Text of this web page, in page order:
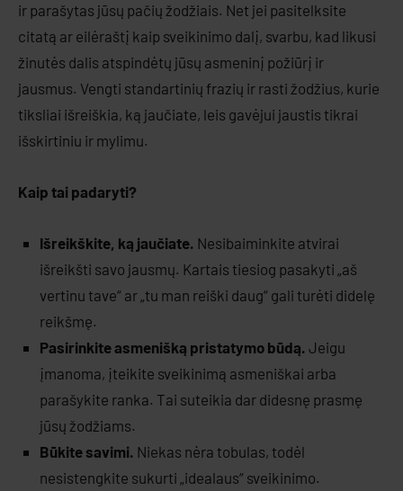
ir parašytas jūsų pačių žodžiais. Net jei pasitelksite
citatą ar eilėraštį kaip sveikinimo dalį, svarbu, kad likusi
žinutės dalis atspindėtų jūsų asmeninį požiūrį ir
jausmus. Vengti standartinių frazių ir rasti žodžius, kurie
tiksliai išreiškia, ką jaučiate, leis gavėjui jaustis tikrai
išskirtiniu ir mylimu.
Kaip tai padaryti?
Išreikškite, ką jaučiate. Nesibaiminkite atvirai
išreikšti savo jausmų. Kartais tiesiog pasakyti „aš
vertinu tave“ ar „tu man reiški daug“ gali turėti didelę
reikšmę.
Pasirinkite asmenišką pristatymo būdą. Jeigu
įmanoma, įteikite sveikinimą asmeniškai arba
parašykite ranka. Tai suteikia dar didesnę prasmę
jūsų žodžiams.
Būkite savimi. Niekas nėra tobulas, todėl
nesistengkite sukurti „idealaus“ sveikinimo.